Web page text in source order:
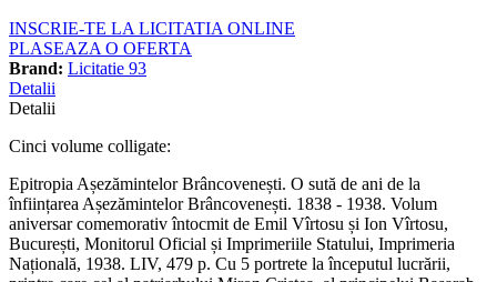
INSCRIE-TE LA LICITATIA ONLINE
PLASEAZA O OFERTA
Brand: Licitatie 93
Detalii
Detalii
Cinci volume colligate:
Epitropia Așezămintelor Brâncovenești. O sută de ani de la
înființarea Așezămintelor Brâncovenești. 1838 - 1938. Volum
aniversar comemorativ întocmit de Emil Vîrtosu și Ion Vîrtosu,
București, Monitorul Oficial și Imprimeriile Statului, Imprimeria
Națională, 1938. LIV, 479 p. Cu 5 portrete la începutul lucrării,